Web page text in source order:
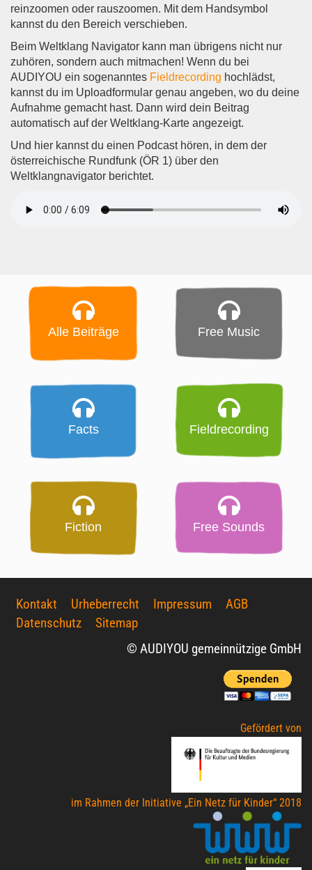
reinzoomen oder rauszoomen. Mit dem Handsymbol
kannst du den Bereich verschieben.
Beim Weltklang Navigator kann man übrigens nicht nur
zuhören, sondern auch mitmachen! Wenn du bei
AUDIYOU ein sogenanntes Fieldrecording hochlädst,
kannst du im Uploadformular genau angeben, wo du deine
Aufnahme gemacht hast. Dann wird dein Beitrag
automatisch auf der Weltklang-Karte angezeigt.
Und hier kannst du einen Podcast hören, in dem der
österreichische Rundfunk (ÖR 1) über den
Weltklangnavigator berichtet.
Alle Beiträge Free Music
Facts Fieldrecording
Fiction Free Sounds
Kontakt Urheberrecht Impressum
AGB
Datenschutz
Sitemap
© AUDIYOU gemeinnützige GmbH
Gefördert von
im Rahmen der Initiative „Ein Netz für Kinder“ 2018